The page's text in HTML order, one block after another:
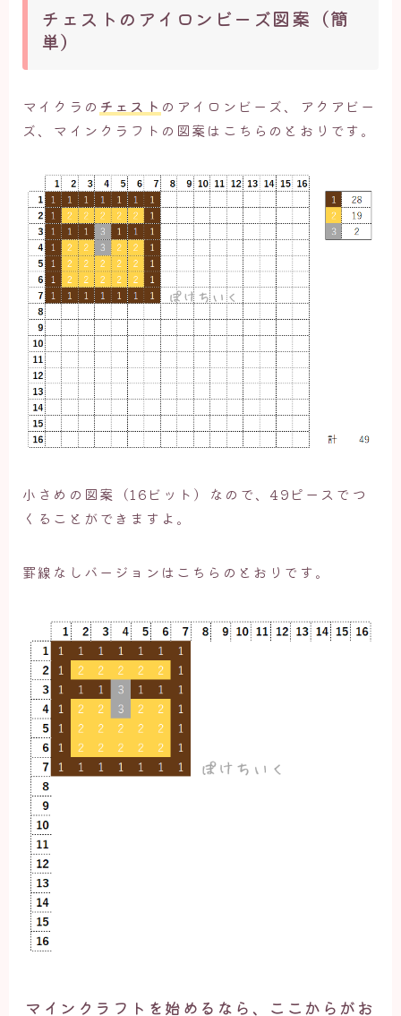
チェストのアイロンビーズ図案（簡
単）
マイクラの チェスト のアイロンビーズ、アクアビー
ズ、マインクラフトの図案はこちらのとおりです。
小さめの図案（16ビット）なので、49ピースでつ
くることができますよ。
罫線なしバージョンはこちらのとおりです。
マインクラフトを始めるなら、ここからがお